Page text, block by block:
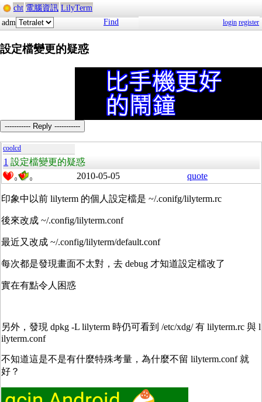
cht 電腦資訊 LilyTerm
adm
Find login register
設定檔變更的疑惑
----------- Reply -----------
coolcd
1 設定檔變更的疑惑
0 0 2010-05-05 quote
印象中以前 lilyterm 的個人設定檔是 ~/.conifg/lilyterm.rc
後來改成 ~/.config/lilyterm.conf
最近又改成 ~/.config/lilyterm/default.conf
每次都是發現畫面不太對，去 debug 才知道設定檔改了
實在有點令人困惑
另外，發現 dpkg -L lilyterm 時仍可看到 /etc/xdg/ 有 lilyterm.rc 與 l
ilyterm.conf
不知道這是不是有什麼特殊考量，為什麼不留 lilyterm.conf 就
好？